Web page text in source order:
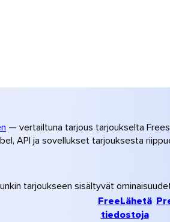
— vertailtuna tarjous tarjoukselta
API ja sovellukset tarjouksesta
tarjoukseen sisältyvät
FreeLähetä
tiedostoja